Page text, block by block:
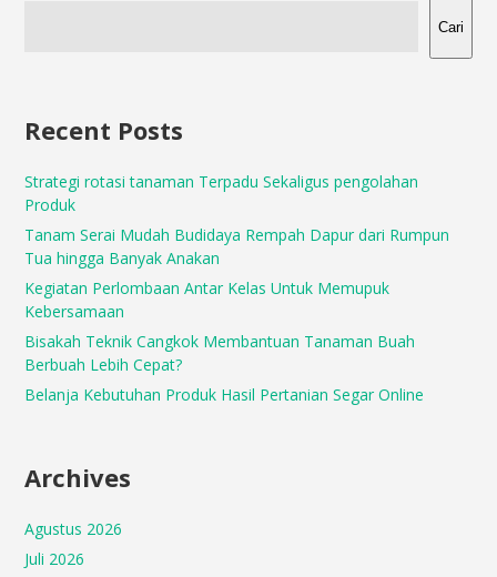
Cari
Recent Posts
Strategi rotasi tanaman Terpadu Sekaligus pengolahan
Produk
Tanam Serai Mudah Budidaya Rempah Dapur dari Rumpun
Tua hingga Banyak Anakan
Kegiatan Perlombaan Antar Kelas Untuk Memupuk
Kebersamaan
Bisakah Teknik Cangkok Membantuan Tanaman Buah
Berbuah Lebih Cepat?
Belanja Kebutuhan Produk Hasil Pertanian Segar Online
Archives
Agustus 2026
Juli 2026